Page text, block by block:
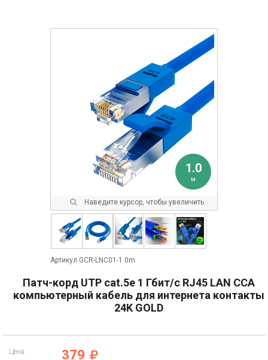
1.0
м
Наведите курсор, чтобы увеличить
Артикул GCR-LNC01-1.0m
Патч-корд UTP cat.5e 1 Гбит/с RJ45 LAN CCA
компьютерный кабель для интернета контакты
24K GOLD
Цена: 379